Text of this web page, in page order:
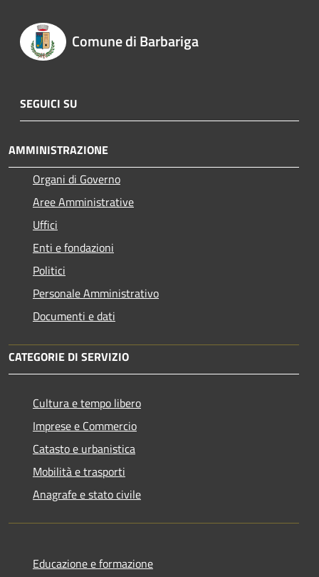
Comune di Barbariga
SEGUICI SU
AMMINISTRAZIONE
Organi di Governo
Aree Amministrative
Uffici
Enti e fondazioni
Politici
Personale Amministrativo
Documenti e dati
CATEGORIE DI SERVIZIO
Cultura e tempo libero
Imprese e Commercio
Catasto e urbanistica
Mobilità e trasporti
Anagrafe e stato civile
Educazione e formazione